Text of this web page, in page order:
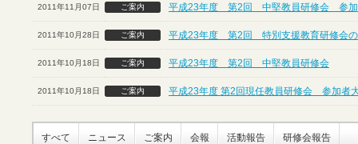
2011年11月07日 ご案内 平成23年度 第2回 中堅教員研修会 参加
2011年10月28日 ご案内 平成23年度 第2回 特別支援教育研修会
2011年10月18日 ご案内 平成23年度 第2回 中堅教員研修会
2011年10月18日 ご案内 平成23年度 第2回現任教員研修会 参加者
すべて ニュース ご案内 会報 活動報告 研修会報告